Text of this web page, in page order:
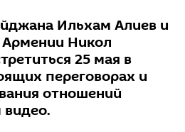
Ильхам Алиев и
Никол
25 мая в
переговорах и
отношений